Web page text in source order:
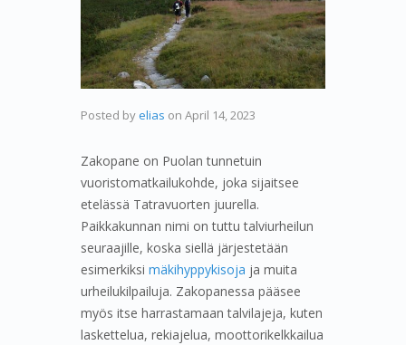
Posted byelias on April 14, 2023
Zakopane on Puolan tunnetuin
vuoristomatkailukohde, joka sijaitsee
etelässä Tatravuorten juurella.
Paikkakunnan nimi on tuttu talviurheilun
seuraajille, koska siellä järjestetään
esimerkiksi mäkihyppykisoja ja muita
urheilukilpailuja. Zakopanessa pääsee
myös itse harrastamaan talvilajeja, kuten
laskettelua, rekiajelua, moottorikelkkailua